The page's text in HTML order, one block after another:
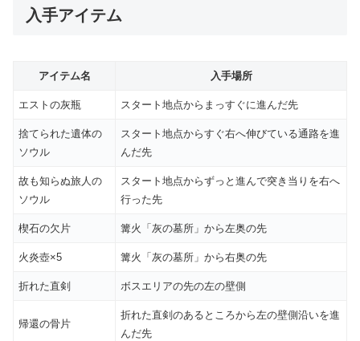
入手アイテム
アイテム名 入手場所
エストの灰瓶 スタート地点からまっすぐに進んだ先
捨てられた遺体の
ソウル
スタート地点からすぐ右へ伸びている通路を進
んだ先
故も知らぬ旅人の
ソウル
スタート地点からずっと進んで突き当りを右へ
行った先
楔石の欠片 篝火「灰の墓所」から左奥の先
火炎壺×5 篝火「灰の墓所」から右奥の先
折れた直剣 ボスエリアの先の左の壁側
帰還の骨片
折れた直剣のあるところから左の壁側沿いを進
んだ先